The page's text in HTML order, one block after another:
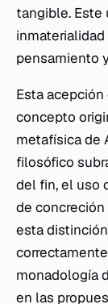
tangible. Este
pensamiento
Esta
concepto
metafísica de
filosófico
del fin, el uso
de
esta
monadología
en las